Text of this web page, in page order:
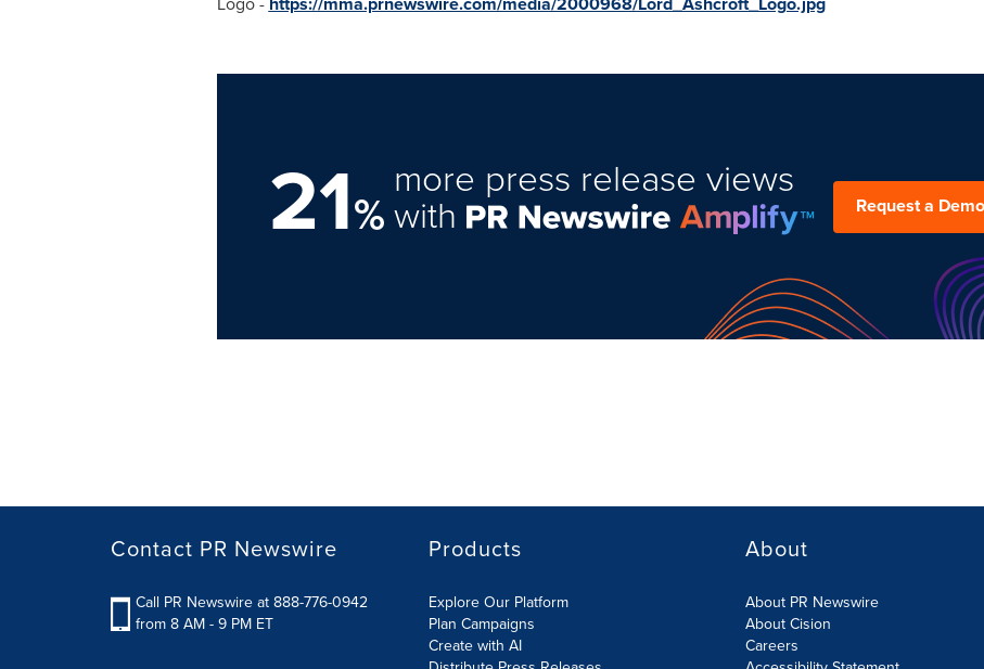
21%
more press release views
with Request a Demo
Contact PR Newswire
Call PR Newswire at 888-776-0942
from 8 AM - 9 PM ET
Products
Explore Our Platform
Plan Campaigns
Create with AI
About
About PR Newswire
About Cision
Careers